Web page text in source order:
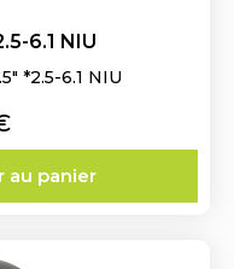
6.1 NIU
*2.5-6.1 NIU
au panier